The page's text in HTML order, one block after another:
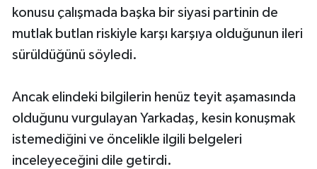
konusu çalışmada başka bir siyasi partinin de
mutlak butlan riskiyle karşı karşıya olduğunun ileri
sürüldüğünü söyledi.
Ancak elindeki bilgilerin henüz teyit aşamasında
olduğunu vurgulayan Yarkadaş, kesin konuşmak
istemediğini ve öncelikle ilgili belgeleri
inceleyeceğini dile getirdi.